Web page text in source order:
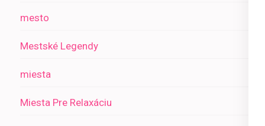
mesto
Mestské Legendy
miesta
Miesta Pre Relaxáciu